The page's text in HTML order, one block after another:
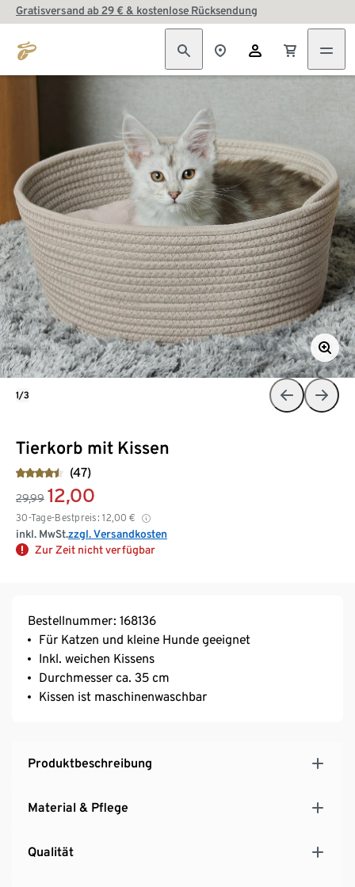
Gratisversand ab 29 € & kostenlose Rücksendung
Tierkorb mit Kissen
(47)
29,99 12,00
30-Tage-Bestpreis: 12,00 €
inkl. MwSt.zzgl. Versandkosten
Zur Zeit nicht verfügbar
1/3
Bestellnummer: 168136
Für Katzen und kleine Hunde geeignet
Inkl. weichen Kissens
Durchmesser ca. 35 cm
Kissen ist maschinenwaschbar
Produktbeschreibung
Material & Pflege
Qualität